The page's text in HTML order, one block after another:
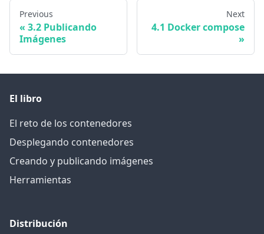
Previous
3.2 Publicando
Imágenes
Next
4.1 Docker compose
El libro
El reto de los contenedores
Desplegando contenedores
Creando y publicando imágenes
Herramientas
Distribución